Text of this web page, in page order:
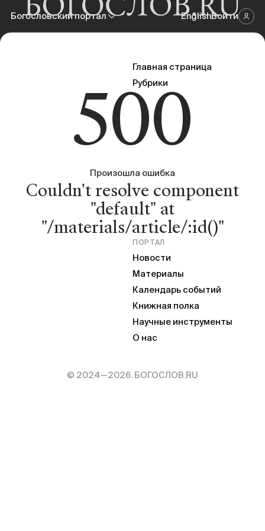
Богословский портал
Онлайн-площадка
EnglishВойти
Главная страница
Рубрики
500
Произошла ошибка
Couldn't resolve component
"default" at
"/materials/article/:id()"
ПОРТАЛ
Новости
Материалы
Календарь событий
Книжная полка
Научные инструменты
О нас
© 2024—2026. БОГОСЛОВ.RU